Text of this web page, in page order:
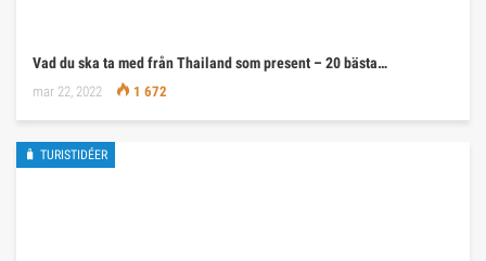
Vad du ska ta med från Thailand som present – 20 bästa…
mar 22, 2022 1 672
🧳 TURISTIDÉER